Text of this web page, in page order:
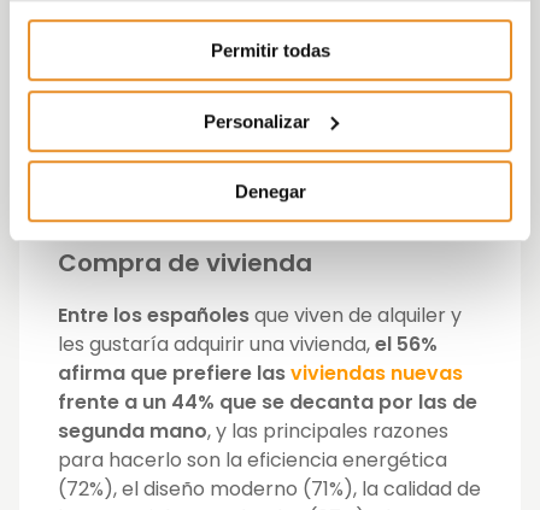
Permitir todas
Personalizar
Denegar
más acorde a sus necesidades actuales. En
este mismo sentido, un 22% de los
españoles cambiaría de domicilio para
habitar en un barrio que se adapte a su
situación actual, lo que significa un
Compra de vivienda
Entre los españolesque viven de alquiler y
les gustaría adquirir una vivienda,el 56%
afirma que prefiere lasviviendas nuevas
frente a un 44% que se decanta por las de
segunda mano, y las principales razones
para hacerlo son la eficiencia energética
(72%), el diseño moderno (71%), la calidad de